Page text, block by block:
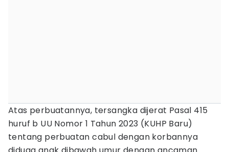
Atas perbuatannya, tersangka dijerat Pasal 415
huruf b UU Nomor 1 Tahun 2023 (KUHP Baru)
tentang perbuatan cabul dengan korbannya